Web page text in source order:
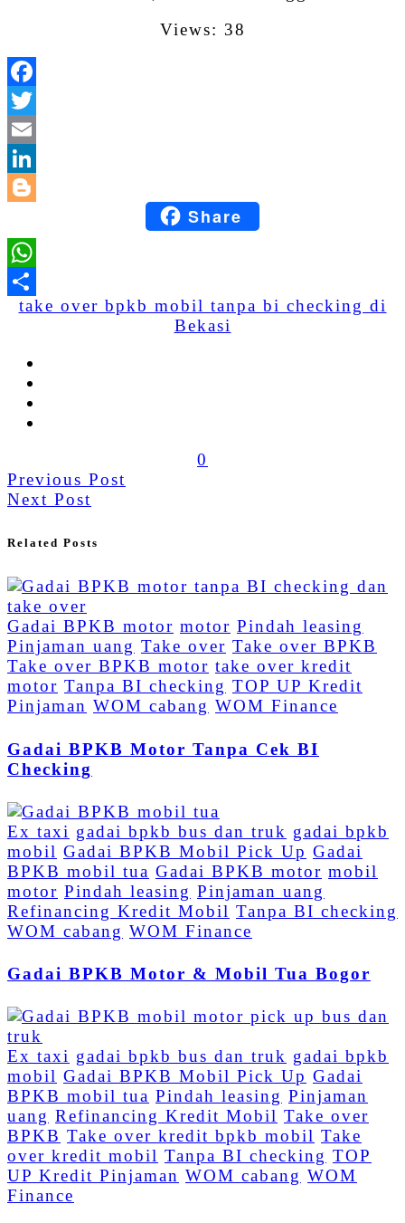
Views: 38
BloggerShare
Share
take over bpkb mobil tanpa bi checking di
Bekasi
0
Previous Post
Next Post
Related Posts
Gadai BPKB motor motor Pindah leasing
Pinjaman uang Take over Take over BPKB
Take over BPKB motor take over kredit
motor Tanpa BI checking TOP UP Kredit
Pinjaman WOM cabang WOM Finance
Gadai BPKB Motor Tanpa Cek BI
Checking
Ex taxi gadai bpkb bus dan truk gadai bpkb
mobil Gadai BPKB Mobil Pick Up Gadai
BPKB mobil tua Gadai BPKB motor mobil
motor Pindah leasing Pinjaman uang
Refinancing Kredit Mobil Tanpa BI checking
WOM cabang WOM Finance
Gadai BPKB Motor & Mobil Tua Bogor
Ex taxi gadai bpkb bus dan truk gadai bpkb
mobil Gadai BPKB Mobil Pick Up Gadai
BPKB mobil tua Pindah leasing Pinjaman
uang Refinancing Kredit Mobil Take over
BPKB Take over kredit bpkb mobil Take
over kredit mobil Tanpa BI checking TOP
UP Kredit Pinjaman WOM cabang WOM
Finance